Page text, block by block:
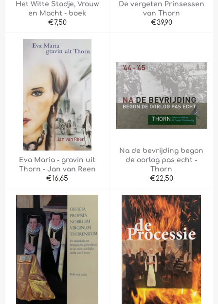
Het Witte Stadje, Vrouw
en Macht - boek
Normale
€7,50
De vergeten Prinsessen
van Thorn
Normale
€39,90
Eva Maria - gravin uit
Thorn - Jan van Reen
Normale
€16,65
Na de bevrijding begon
de oorlog pas echt -
Thorn
Normale
€22,50